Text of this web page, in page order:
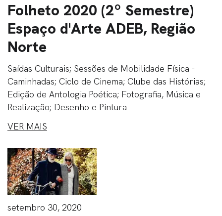
Folheto 2020 (2º Semestre)
Espaço d'Arte ADEB, Região
Norte
Saídas Culturais; Sessões de Mobilidade Física -
Caminhadas; Ciclo de Cinema; Clube das Histórias;
Edição de Antologia Poética; Fotografia, Música e
Realização; Desenho e Pintura
VER MAIS
setembro 30, 2020